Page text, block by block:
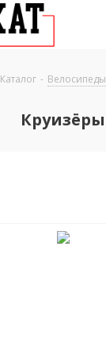
Каталог - Велосипеды
Круизёры